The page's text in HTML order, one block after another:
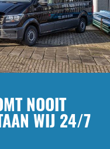
NOOIT
WIJ 24/7